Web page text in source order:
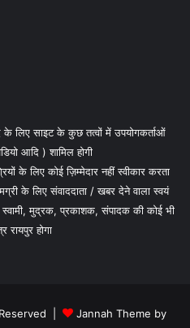
के लिए साइट के कुछ तत्वों में उपयोगकर्ताओं
आदि ) शामिल होगी
लिए कोई ज़िम्मेदार नहीं स्वीकार करता
के लिए संवाददाता / खबर देने वाला स्वयं
मुद्रक, प्रकाशक, संपादक की कोई भी
रायपुर होगा
| Jannah Theme by